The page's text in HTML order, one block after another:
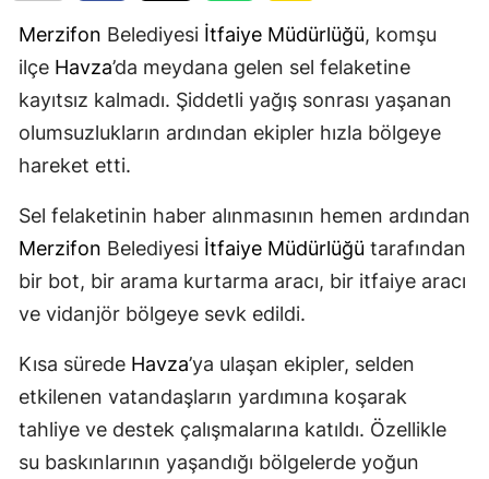
Merzifon Belediyesi İtfaiye Müdürlüğü, komşu
ilçe Havza’da meydana gelen sel felaketine
kayıtsız kalmadı. Şiddetli yağış sonrası yaşanan
olumsuzlukların ardından ekipler hızla bölgeye
hareket etti.
Sel felaketinin haber alınmasının hemen ardından
Merzifon Belediyesi İtfaiye Müdürlüğü tarafından
bir bot, bir arama kurtarma aracı, bir itfaiye aracı
ve vidanjör bölgeye sevk edildi.
Kısa sürede Havza’ya ulaşan ekipler, selden
etkilenen vatandaşların yardımına koşarak
tahliye ve destek çalışmalarına katıldı. Özellikle
su baskınlarının yaşandığı bölgelerde yoğun